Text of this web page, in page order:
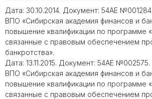
Дата: 30.10.2014. Документ: 54АЕ
ВПО «Сибирская академия финансов и
повышение квалификации по программе
связанные с правовым обеспечением
банкротства».
Дата: 13.11.2015. Документ: 54АЕ
ВПО «Сибирская академия финансов и
повышение квалификации по программе
связанные с правовым обеспечением